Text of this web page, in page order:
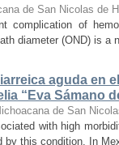
de San Nicolas de
complication of
diameter (OND) is a
aguda en
“Eva Sámano
de San
with high
this condition. In